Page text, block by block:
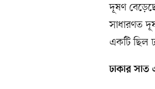
দূষণ
সাধারণত
একটি ছিল
ঢাকার সাত